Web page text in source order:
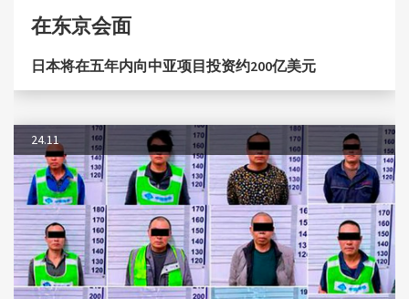
在东京会面
日本将在五年内向中亚项目投资约200亿美元
24.11